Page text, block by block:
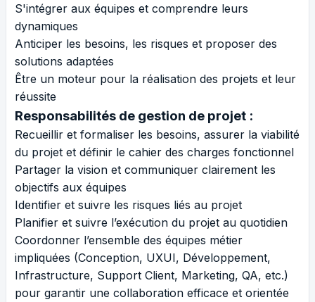
S'intégrer aux équipes et comprendre leurs
dynamiques
Anticiper les besoins, les risques et proposer des
solutions adaptées
Être un moteur pour la réalisation des projets et leur
réussite
Responsabilités de gestion de projet :
Recueillir et formaliser les besoins, assurer la viabilité
du projet et définir le cahier des charges fonctionnel
Partager la vision et communiquer clairement les
objectifs aux équipes
Identifier et suivre les risques liés au projet
Planifier et suivre l’exécution du projet au quotidien
Coordonner l’ensemble des équipes métier
impliquées (Conception, UXUI, Développement,
Infrastructure, Support Client, Marketing, QA, etc.)
pour garantir une collaboration efficace et orientée